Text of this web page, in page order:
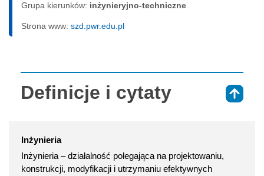
Grupa kierunków: inżynieryjno-techniczne
Strona www: szd.pwr.edu.pl
Definicje i cytaty
Inżynieria
Inżynieria – działalność polegająca na projektowaniu,
konstrukcji, modyfikacji i utrzymaniu efektywnych